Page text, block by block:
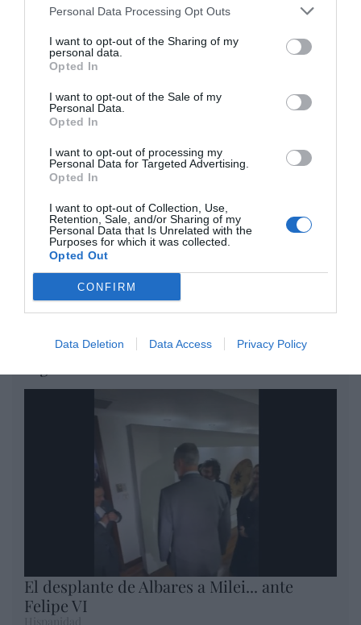
Personal Data Processing Opt Outs
I want to opt-out of the Sharing of my
personal data.
Opted In
I want to opt-out of the Sale of my
Personal Data.
Opted In
I want to opt-out of processing my
Personal Data for Targeted Advertising.
Opted In
I want to opt-out of Collection, Use,
Retention, Sale, and/or Sharing of my
Personal Data that Is Unrelated with the
Purposes for which it was collected.
Opted Out
CONFIRM
Data Deletion Data Access Privacy Policy
Nokia, Ericsson... Huawei: lo que importan
son las patentes
Isabel Pantoja pierde dos pleitos
con Hacienda por 700.000
euros... suma y sigue
Eulogio López
El IBEX 35 cerró la sesión del
miércoles en los 20.057 puntos,
un nuevo récord
Eulogio López
El desplante de Albares a Milei... ante
Felipe VI